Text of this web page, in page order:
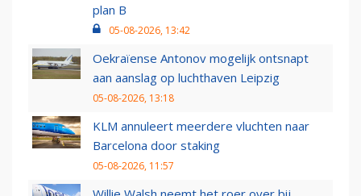
plan B
05-08-2026, 13:42
Oekraïense Antonov mogelijk ontsnapt
aan aanslag op luchthaven Leipzig
05-08-2026, 13:18
KLM annuleert meerdere vluchten naar
Barcelona door staking
05-08-2026, 11:57